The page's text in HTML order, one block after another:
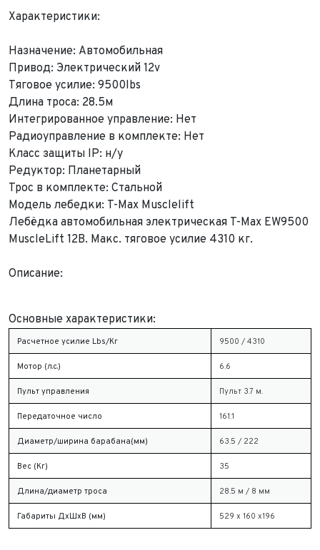
Характеристики:
Назначение: Автомобильная
Привод: Электрический 12v
Тяговое усилие: 9500lbs
Длина троса: 28.5м
Интегрированное управление: Нет
Радиоуправление в комплекте: Нет
Класс защиты IP: н/у
Редуктор: Планетарный
Трос в комплекте: Стальной
Модель лебедки: T-Max Musclelift
Лебёдка автомобильная электрическая T-Max EW9500
MuscleLift 12В. Макс. тяговое усилие 4310 кг.
Описание:
Основные характеристики:
Расчетное усилие Lbs/Кг 9500 / 4310
Мотор (л.с.) 6.6
Пульт управления Пульт 3.7 м.
Передаточное число 161:1
Диаметр/ширина барабана(мм) 63.5 / 222
Вес (Кг) 35
Длина/диаметр троса 28.5 м / 8 мм
Габариты ДхШхВ (мм) 529 x 160 x196